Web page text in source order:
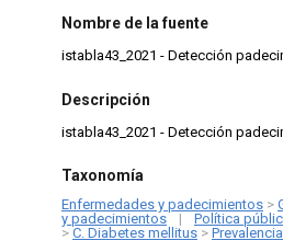
Nombre de la fuente
istabla43_2021 - Detección
Descripción
istabla43_2021 - Detección
Taxonomía
Enfermedades y padecimientos >
y padecimientos
| Política
> C. Diabetes mellitus >